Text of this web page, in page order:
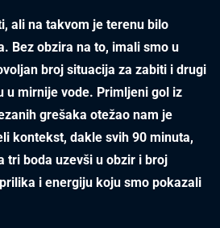
ali na takvom je terenu bilo
Bez obzira na to, imali smo u
broj situacija za zabiti i drugi
u mirnije vode. Primljeni gol iz
grešaka otežao nam je
kontekst, dakle svih 90 minuta,
tri boda uzevši u obzir i broj
i energiju koju smo pokazali